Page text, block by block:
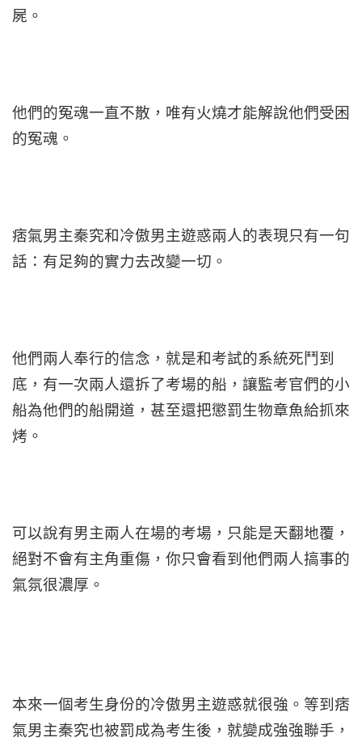
屍。
他們的冤魂一直不散，唯有火燒才能解說他們受困
的冤魂。
痞氣男主秦究和冷傲男主遊惑兩人的表現只有一句
話：有足夠的實力去改變一切。
他們兩人奉行的信念，就是和考試的系統死鬥到
底，有一次兩人還拆了考場的船，讓監考官們的小
船為他們的船開道，甚至還把懲罰生物章魚給抓來
烤。
可以說有男主兩人在場的考場，只能是天翻地覆，
絕對不會有主角重傷，你只會看到他們兩人搞事的
氣氛很濃厚。
本來一個考生身份的冷傲男主遊惑就很強。等到痞
氣男主秦究也被罰成為考生後，就變成強強聯手，